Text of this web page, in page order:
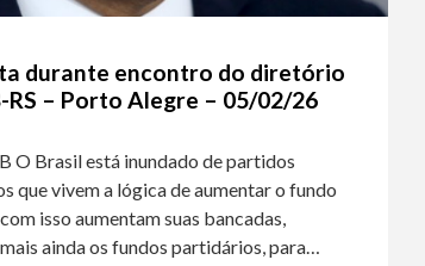
durante encontro do diretório
RS – Porto Alegre – 05/02/26
O Brasil está inundado de partidos
que vivem a lógica de aumentar o fundo
isso aumentam suas bancadas,
ainda os fundos partidários, para…